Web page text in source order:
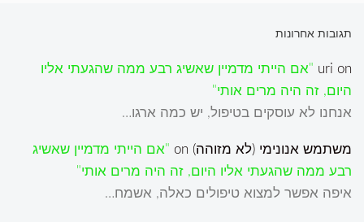
תגובות אחרונות
uri on
"אם הייתי מדמיין שאשיג רבע ממה שהגעתי אליו
היום, זה היה מרים אותי"
אנחנו לא עוסקים בטיפול, יש כמה ארגו…
משתמש אנונימי (לא מזוהה) on "אם הייתי מדמיין שאשיג
רבע ממה שהגעתי אליו היום, זה היה מרים אותי"
איפה אפשר למצוא טיפולים כאלה, אשמח…